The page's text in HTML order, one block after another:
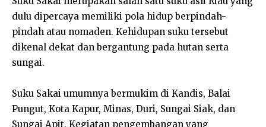
dulu dipercaya memiliki pola hidup berpindah-
pindah atau nomaden. Kehidupan suku tersebut
dikenal dekat dan bergantung pada hutan serta
sungai.
Suku Sakai umumnya bermukim di Kandis, Balai
Pungut, Kota Kapur, Minas, Duri, Sungai Siak, dan
Sungai Apit. Kegiatan pengembangan yang